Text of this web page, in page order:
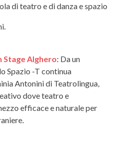
di teatro e di danza e spazio
Stage Alghero: Da un
Spazio -T continua
Antonini di Teatrolingua,
dove teatro e
efficace e naturale per